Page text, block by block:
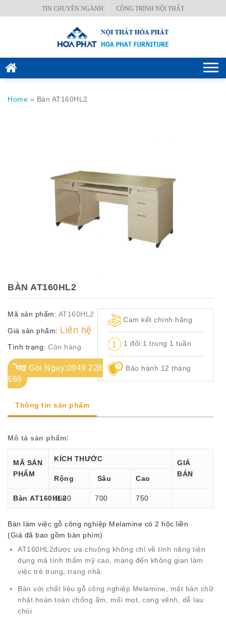
TIN CHUYÊN NGÀNH CÔNG TRÌNH NỘI THẤT
VĂN
MÃ
CH.
SÁCH
Q.
ĐỊNH
Home » Bàn AT160HL2
BÀN AT160HL2
Mã sản phẩm: AT160HL2
Giá sản phẩm: Liên hệ
Tình trạng: Còn hàng
Gọi Ngay:0949 228
669
Cam kết chính hãng
1 đổi 1 trong 1 tuần
Bảo hành 12 tháng
Thông tin sản phẩm
Mô tả sản phẩm:
MÃ SẢN
PHẨM
KÍCH THƯỚC
GIÁ
BÁN
Rộng Sâu Cao
Bàn AT160HL2
1600 700 750
Bàn làm việc gỗ công nghiệp Melamine có 2 hộc liền
(Giá đã bao gồm bàn phím)
AT160HL2được ưa chuộng không chỉ về tính năng tiện
dụng mà tính thẩm mỹ cao, mang đến không gian làm
việc trẻ trung, trang nhã.
Bàn với chất liệu gỗ công nghiệp Melamine, mặt bàn chữ
nhật hoàn toàn chống ẩm, mối mọt, cong vênh, dễ lau
chùi